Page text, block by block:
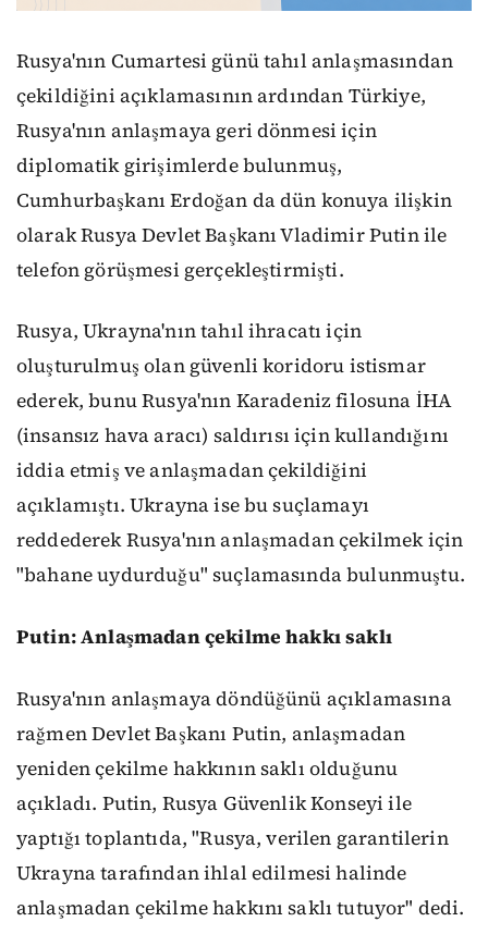
Rusya'nın Cumartesi günü tahıl anlaşmasından
çekildiğini açıklamasının ardından Türkiye,
Rusya'nın anlaşmaya geri dönmesi için
diplomatik girişimlerde bulunmuş,
Cumhurbaşkanı Erdoğan da dün konuya ilişkin
olarak Rusya Devlet Başkanı Vladimir Putin ile
telefon görüşmesi gerçekleştirmişti.
Rusya, Ukrayna'nın tahıl ihracatı için
oluşturulmuş olan güvenli koridoru istismar
ederek, bunu Rusya'nın Karadeniz filosuna İHA
(insansız hava aracı) saldırısı için kullandığını
iddia etmiş ve anlaşmadan çekildiğini
açıklamıştı. Ukrayna ise bu suçlamayı
reddederek Rusya'nın anlaşmadan çekilmek için
"bahane uydurduğu" suçlamasında bulunmuştu.
Putin: Anlaşmadan çekilme hakkı saklı
Rusya'nın anlaşmaya döndüğünü açıklamasına
rağmen Devlet Başkanı Putin, anlaşmadan
yeniden çekilme hakkının saklı olduğunu
açıkladı. Putin, Rusya Güvenlik Konseyi ile
yaptığı toplantıda, "Rusya, verilen garantilerin
Ukrayna tarafından ihlal edilmesi halinde
anlaşmadan çekilme hakkını saklı tutuyor" dedi.